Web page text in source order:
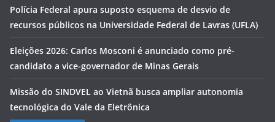
Polícia Federal apura suposto esquema de desvio de
recursos públicos na Universidade Federal de Lavras (UFLA)
Eleições 2026: Carlos Mosconi é anunciado como pré-
candidato a vice-governador de Minas Gerais
Missão do SINDVEL ao Vietnã busca ampliar autonomia
tecnológica do Vale da Eletrônica